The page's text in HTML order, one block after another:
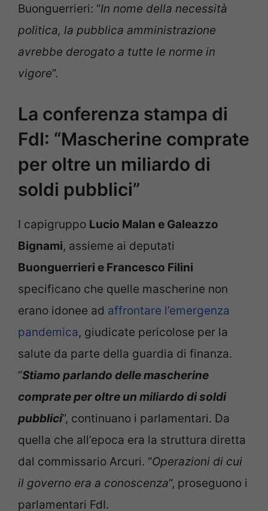
Buonguerrieri: “In nome della necessità
politica, la pubblica amministrazione
avrebbe derogato a tutte le norme in
vigore”.
La conferenza stampa di
FdI: “Mascherine comprate
per oltre un miliardo di
soldi pubblici”
I capigruppo Lucio Malan e Galeazzo
Bignami, assieme ai deputati
Buonguerrieri e Francesco Filini
specificano che quelle mascherine non
erano idonee ad affrontare l’emergenza
pandemica, giudicate pericolose per la
salute da parte della guardia di finanza.
“Stiamo parlando delle mascherine
comprate per oltre un miliardo di soldi
pubblici”, continuano i parlamentari. Da
quella che all’epoca era la struttura diretta
dal commissario Arcuri. “Operazioni di cui
il governo era a conoscenza”, proseguono i
parlamentari FdI.